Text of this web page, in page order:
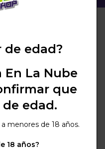
de edad?
En La Nube
que
edad.
menores de 18 años.
18 años?